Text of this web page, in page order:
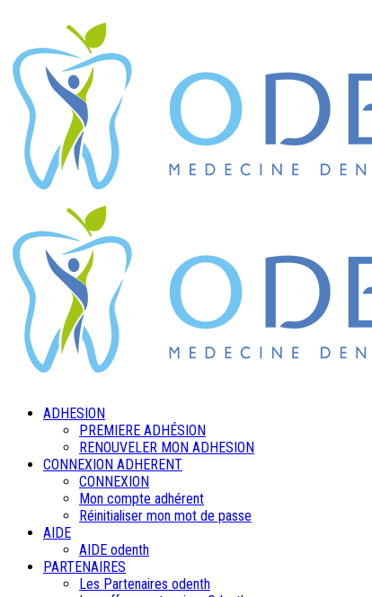
ADHESION
PREMIERE ADHÉSION
RENOUVELER MON ADHESION
CONNEXION ADHERENT
CONNEXION
Mon compte adhérent
Réinitialiser mon mot de passe
AIDE
AIDE odenth
PARTENAIRES
Les Partenaires odenth